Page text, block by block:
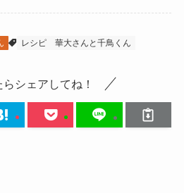
レシピ 華大さんと千鳥くん
シェアしてね！